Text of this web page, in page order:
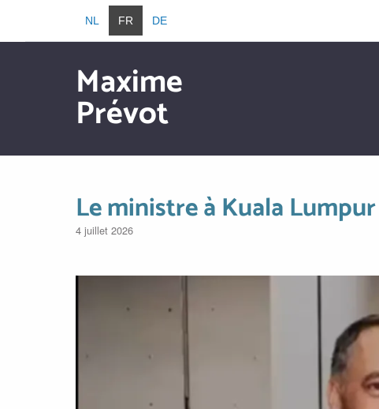
Aller au contenu principal
NL FR DE
Maxime
Prévot
Le ministre à Kuala
4 juillet 2026